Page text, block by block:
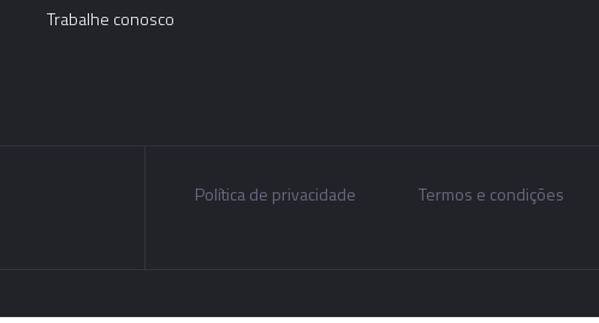
Trabalhe conosco
Política de privacidade Termos e condições